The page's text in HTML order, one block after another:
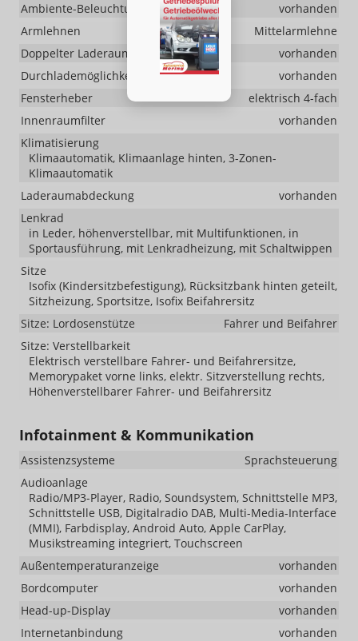
Ambiente-Beleuchtung
vorhanden
Armlehnen
Mittelarmlehne
Doppelter Laderaumboden
vorhanden
Durchlademöglichkeit
vorhanden
Fensterheber
elektrisch 4-fach
Innenraumfilter
vorhanden
Klimatisierung
Klimaautomatik, Klimaanlage hinten, 3-Zonen-
Klimaautomatik
Laderaumabdeckung
vorhanden
Lenkrad
in Leder, höhenverstellbar, mit Multifunktionen, in
Sportausführung, mit Lenkradheizung, mit Schaltwippen
Sitze
Isofix (Kindersitzbefestigung), Rücksitzbank hinten geteilt,
Sitzheizung, Sportsitze, Isofix Beifahrersitz
Sitze: Lordosenstütze
Fahrer und Beifahrer
Sitze: Verstellbarkeit
Elektrisch verstellbare Fahrer- und Beifahrersitze,
Memorypaket vorne links, elektr. Sitzverstellung rechts,
Höhenverstellbarer Fahrer- und Beifahrersitz
Infotainment & Kommunikation
Assistenzsysteme
Sprachsteuerung
Audioanlage
Radio/MP3-Player, Radio, Soundsystem, Schnittstelle MP3,
Schnittstelle USB, Digitalradio DAB, Multi-Media-Interface
(MMI), Farbdisplay, Android Auto, Apple CarPlay,
Musikstreaming integriert, Touchscreen
Außentemperaturanzeige
vorhanden
Bordcomputer
vorhanden
Head-up-Display
vorhanden
Internetanbindung
vorhanden